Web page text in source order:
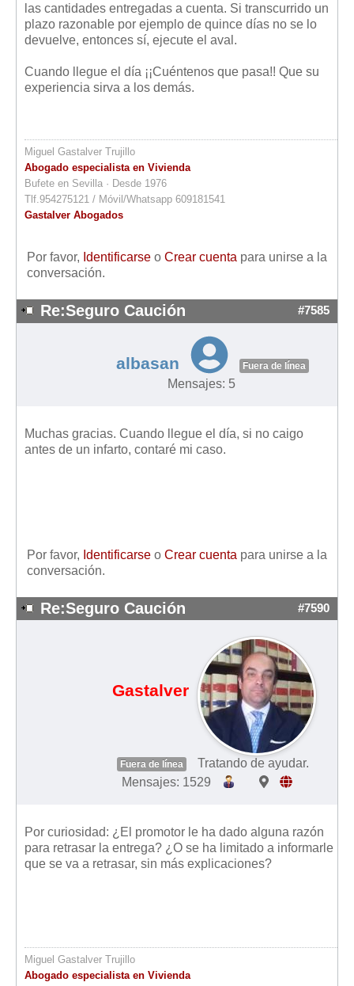
las cantidades entregadas a cuenta. Si transcurrido un
plazo razonable por ejemplo de quince días no se lo
devuelve, entonces sí, ejecute el aval.
Cuando llegue el día ¡¡Cuéntenos que pasa!! Que su
experiencia sirva a los demás.
Miguel Gastalver Trujillo
Abogado especialista en Vivienda
Bufete en Sevilla · Desde 1976
Tlf.954275121 / Móvil/Whatsapp 609181541
Gastalver Abogados
Por favor, Identificarse o Crear cuenta para unirse a la
conversación.
Re:Seguro Caución #7585
albasan Fuera de línea
Mensajes: 5
Muchas gracias. Cuando llegue el día, si no caigo
antes de un infarto, contaré mi caso.
Por favor, Identificarse o Crear cuenta para unirse a la
conversación.
Re:Seguro Caución #7590
Gastalver
Fuera de línea
Tratando de ayudar.
Mensajes: 1529
Por curiosidad: ¿El promotor le ha dado alguna razón
para retrasar la entrega? ¿O se ha limitado a informarle
que se va a retrasar, sin más explicaciones?
Miguel Gastalver Trujillo
Abogado especialista en Vivienda